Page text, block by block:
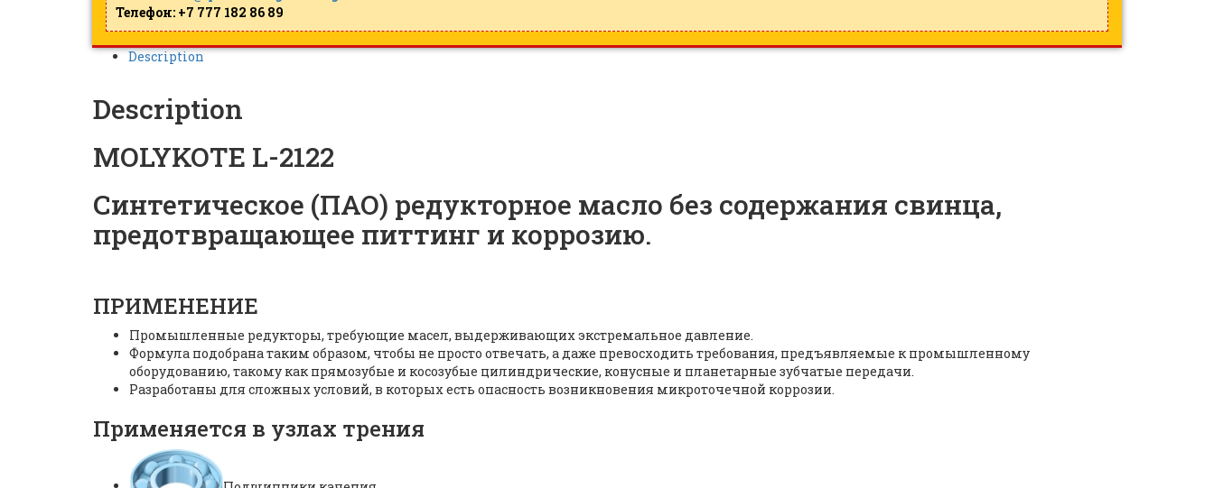
Телефон: +7 777 182 86 89
Description
Description
MOLYKOTE L-2122
Синтетическое (ПАО) редукторное масло без содержания свинца,
предотвращающее питтинг и коррозию.
ПРИМЕНЕНИЕ
Промышленные редукторы, требующие масел, выдерживающих экстремальное давление.
Формула подобрана таким образом, чтобы не просто отвечать, а даже превосходить требования, предъявляемые к промышленному
оборудованию, такому как прямозубые и косозубые цилиндрические, конусные и планетарные зубчатые передачи.
Разработаны для сложных условий, в которых есть опасность возникновения микроточечной коррозии.
Применяется в узлах трения